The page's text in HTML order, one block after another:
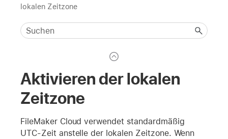
lokalen Zeitzone
Aktivieren der lokalen
Zeitzone
FileMaker Cloud verwendet standardmäßig
UTC-Zeit anstelle der lokalen Zeitzone. Wenn